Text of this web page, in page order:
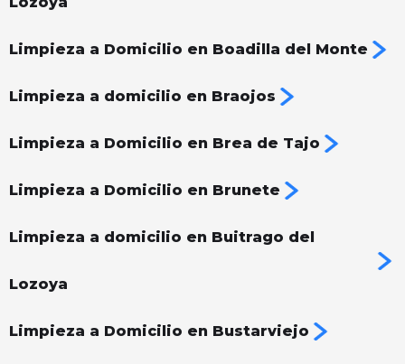
Limpieza a Domicilio en Boadilla del Monte
Limpieza a domicilio en Braojos
Limpieza a Domicilio en Brea de Tajo
Limpieza a Domicilio en Brunete
Limpieza a domicilio en Buitrago del
Lozoya
Limpieza a Domicilio en Bustarviejo